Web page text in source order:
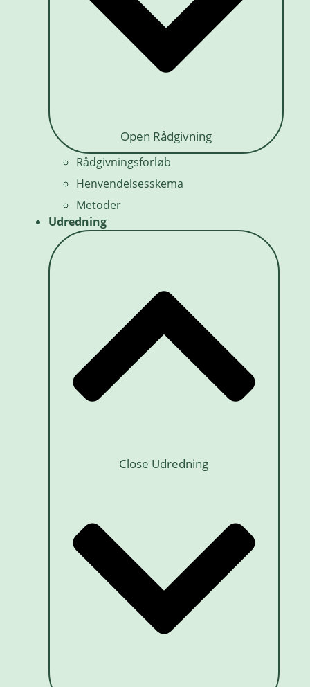
Open Rådgivning
Rådgivningsforløb
Henvendelsesskema
Metoder
Udredning
Close Udredning